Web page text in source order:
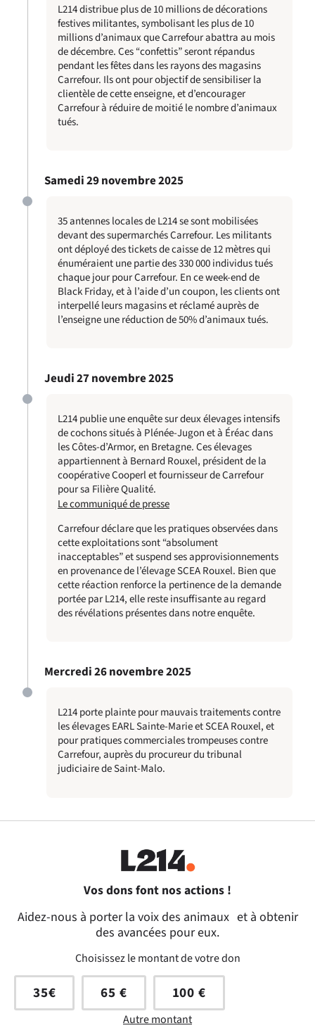
L214 distribue plus de 10 millions de décorations
festives militantes, symbolisant les plus de 10
millions d’animaux que Carrefour abattra au mois
de décembre. Ces “confettis” seront répandus
pendant les fêtes dans les rayons des magasins
Carrefour. Ils ont pour objectif de sensibiliser la
clientèle de cette enseigne, et d’encourager
Carrefour à réduire de moitié le nombre d’animaux
tués.
Samedi 29 novembre 2025
35 antennes locales de L214 se sont mobilisées
devant des supermarchés Carrefour. Les militants
ont déployé des tickets de caisse de 12 mètres qui
énuméraient une partie des 330 000 individus tués
chaque jour pour Carrefour. En ce week-end de
Black Friday, et à l’aide d’un coupon, les clients ont
interpellé leurs magasins et réclamé auprès de
l’enseigne une réduction de 50% d’animaux tués.
Jeudi 27 novembre 2025
L214 publie une enquête sur deux élevages intensifs
de cochons situés à Plénée-Jugon et à Éréac dans
les Côtes-d’Armor, en Bretagne. Ces élevages
appartiennent à Bernard Rouxel, président de la
coopérative Cooperl et fournisseur de Carrefour
pour sa Filière Qualité.
Le communiqué de presse
Carrefour déclare que les pratiques observées dans
cette exploitations sont “absolument
inacceptables” et suspend ses approvisionnements
en provenance de l’élevage SCEA Rouxel. Bien que
cette réaction renforce la pertinence de la demande
portée par L214, elle reste insuffisante au regard
des révélations présentes dans notre enquête.
Mercredi 26 novembre 2025
L214 porte plainte pour mauvais traitements contre
les élevages EARL Sainte-Marie et SCEA Rouxel, et
pour pratiques commerciales trompeuses contre
Carrefour, auprès du procureur du tribunal
judiciaire de Saint-Malo.
Vos dons font nos actions !
Aidez-nous à porter la voix des animaux et à obtenir
des avancées pour eux.
Choisissez le montant de votre don
35€ 65 € 100 €
Autre montant